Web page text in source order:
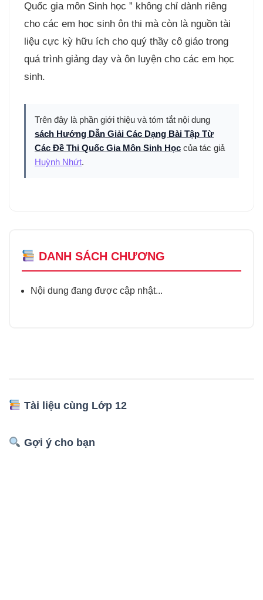
Quốc gia môn Sinh học ” không chỉ dành riêng
cho các em học sinh ôn thi mà còn là nguồn tài
liệu cực kỳ hữu ích cho quý thầy cô giáo trong
quá trình giảng dạy và ôn luyện cho các em học
sinh.
Trên đây là phần giới thiệu và tóm tắt nội dung
sách Hướng Dẫn Giải Các Dạng Bài Tập Từ
Các Đề Thi Quốc Gia Môn Sinh Học của tác giả
Huỳnh Nhứt.
DANH SÁCH CHƯƠNG
Nội dung đang được cập nhật...
Tài liệu cùng Lớp 12
Gợi ý cho bạn